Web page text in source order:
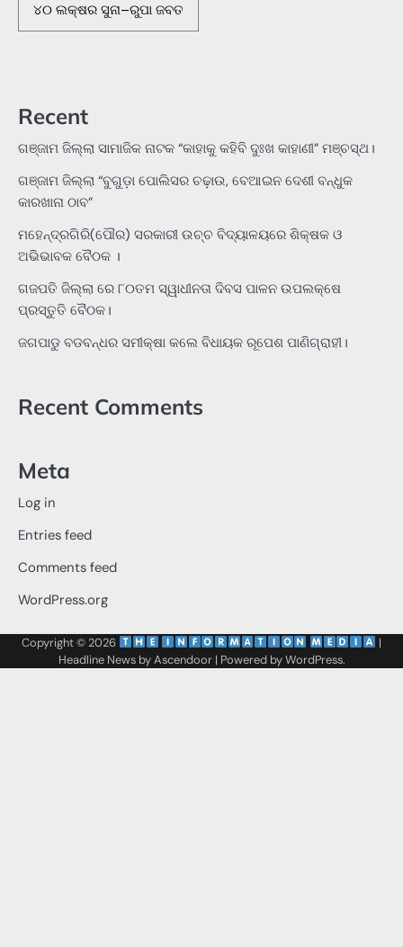
୪୦ ଲକ୍ଷର ସୁନା–ରୁପା ଜବତ
Recent
ଗଞ୍ଜାମ ଜିଲ୍ଲା ସାମାଜିକ ନାଟକ “କାହାକୁ କହିବି ଦୁଃଖ କାହାଣୀ” ମଞ୍ଚସ୍ଥ।
ଗଞ୍ଜାମ ଜିଲ୍ଲା “ବୁଗୁଡ଼ା ପୋଲିସର ଚଢ଼ାଉ, ବେଆଇନ ଦେଶୀ ବନ୍ଧୁକ
କାରଖାନା ଠାବ”
ମହେନ୍ଦ୍ରଗିରି(ପୌର) ସରକାରୀ ଉଚ୍ଚ ବିଦ୍ୟାଳୟରେ ଶିକ୍ଷକ ଓ
ଅଭିଭାବକ ବୈଠକ ।
ଗଜପତି ଜିଲ୍ଲା ରେ ୮୦ତମ ସ୍ୱାଧୀନତା ଦିବସ ପାଳନ ଉପଲକ୍ଷେ
ପ୍ରସ୍ତୁତି ବୈଠକ।
ଜଗପାଡୁ ବଡବନ୍ଧର ସମୀକ୍ଷା କଲେ ବିଧାୟକ ରୂପେଶ ପାଣିଗ୍ରାହୀ।
Recent Comments
Meta
Log in
Entries feed
Comments feed
WordPress.org
Copyright © 2026
|
Headline News byAscendoor| Powered byWordPress.